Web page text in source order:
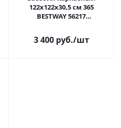
122х122х30,5 см 365
BESTWAY 56217
3 400 руб./шт